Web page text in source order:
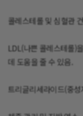
콜레스테롤 및 심혈관
LDL(나쁜 콜레스테롤)
데 도움을 줄 수 있음.
트리글리세라이드(중